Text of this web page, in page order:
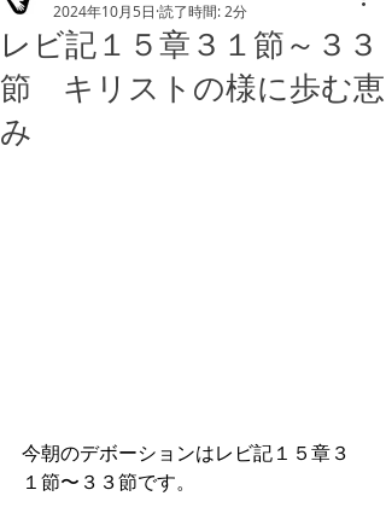
レビ記１５章３１節～３３
節 キリストの様に歩む恵
み
2024年10月5日 読了時間: 2分
今朝のデボーションはレビ記１５章３
１節〜３３節です。